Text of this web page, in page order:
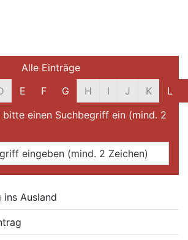
Alle Einträge
E F G H I J K
L
bitte einen Suchbegriff ein (mind. 2
ins Ausland